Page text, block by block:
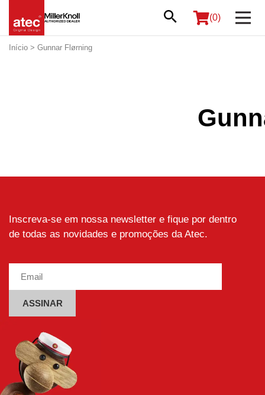
(0)
Início > Gunnar Flørning
Inscreva-se em nossa newsletter e fique por dentro
de todas as novidades e promoções da Atec.
Alternative: